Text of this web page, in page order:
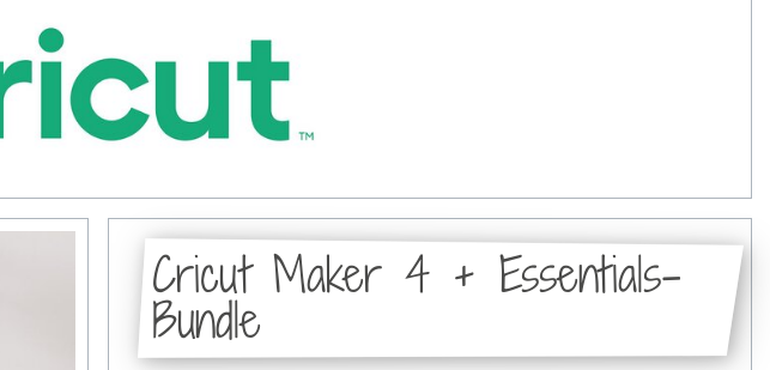
Cricut Maker 4 + Essentials-
Bundle